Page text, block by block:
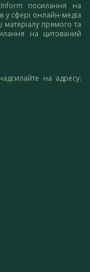
посилання на
у сфері онлайн-медіа
прямого та
на цитований
на адресу: